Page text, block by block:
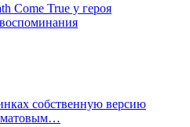
Come True у героя
собственную версию
матовым…